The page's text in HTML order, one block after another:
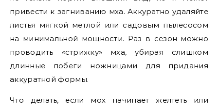
привести к загниванию мха. Аккуратно удаляйте
листья мягкой метлой или садовым пылесосом
на минимальной мощности. Раз в сезон можно
проводить «стрижку» мха, убирая слишком
длинные побеги ножницами для придания
аккуратной формы.
Что делать, если мох начинает желтеть или